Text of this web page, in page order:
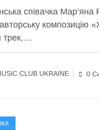
«Хіба ти
співачка
композицію
трек,…
CLUB UKRAINE 0